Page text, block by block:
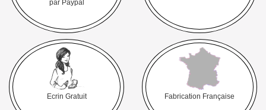
par Paypal
Ecrin Gratuit Fabrication Française